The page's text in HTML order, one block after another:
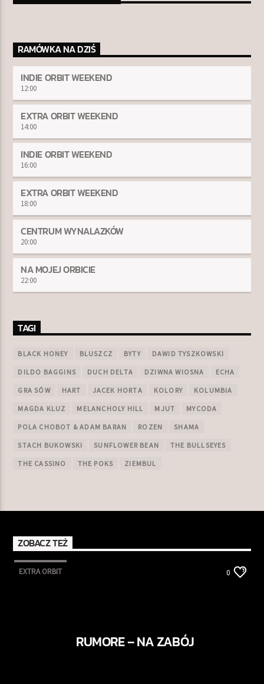
RAMÓWKA NA DZIŚ
INDIE ORBIT WEEKEND
12:00
EXTRA ORBIT WEEKEND
14:00
INDIE ORBIT WEEKEND
16:00
EXTRA ORBIT WEEKEND
18:00
CENTRUM WYNALAZKÓW
20:00
NA MOJEJ ORBICIE
22:00
TAGI
BLACK HONEY BLUSZCZ BYTY DAWID TYSZKOWSKI
DILDO BAGGINS DUCH DELTA DZIWNA WIOSNA ECHA
GRA SÓW HART JACEK HORTA KOLORY KOLUMBIA
MAGDA KLUZ MELANCHOLY HILL MJUT MYCODA
POLA CHOBOT & ADAM BARAN ROZEN SHAMA
STACH BUKOWSKI SUNFLOWER BEAN THE BULLSEYES
THE CASSINO THE POKS ZIEMBUL
ZOBACZ TEŻ
EXTRA ORBIT 0
RUMORE – NA ZABÓJ